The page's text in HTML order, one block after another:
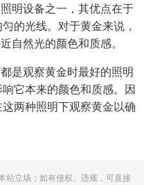
明设备之一，其优点在于
的光线。对于黄金来说，
自然光的颜色和质感。
是观察黄金时最好的照明
它本来的颜色和质感。因
两种照明下观察黄金以确
站立场；如有侵权、违规，可直接